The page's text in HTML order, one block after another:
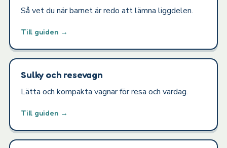
Så vet du när barnet är redo att lämna liggdelen.
Till guiden →
Sulky och resevagn
Lätta och kompakta vagnar för resa och vardag.
Till guiden →